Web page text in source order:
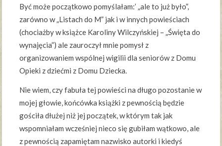
Być może początkowo pomyślałam:’ „ale to już było”,
zarówno w „Listach do M” jak i w innych powieściach
(chociażby w książce Karoliny Wilczyńskiej – „Święta do
wynajęcia”) ale zauroczył mnie pomysł z
organizowaniem wspólnej wigilii dla seniorów z Domu
Opieki z dziećmi z Domu Dziecka.
Nie wiem, czy fabuła tej powieści na długo pozostanie w
mojej głowie, końcówka książki z pewnością będzie
gościła dłużej niż jej początek, w którym tak jak
wspomniałam wcześniej nieco się gubiłam wątkowo, ale
z pewnością zapamiętam nazwisko autorki i kiedyś